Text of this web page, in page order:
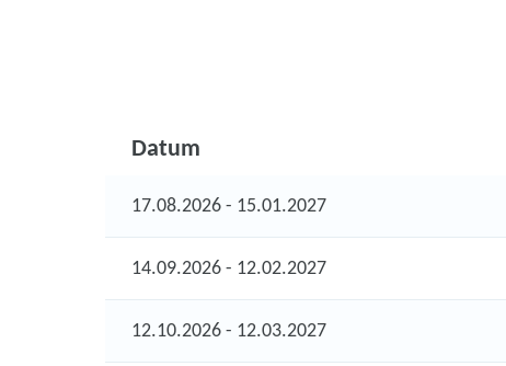
Datum
17.08.2026 - 15.01.2027
14.09.2026 - 12.02.2027
12.10.2026 - 12.03.2027